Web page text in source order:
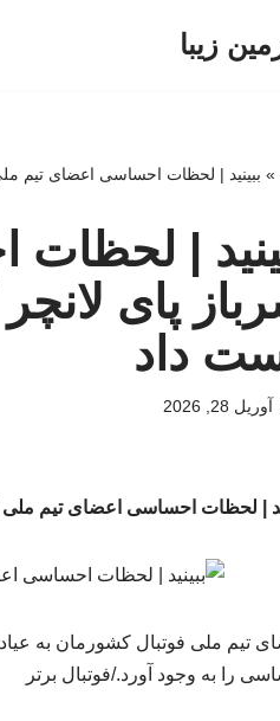
زیبا
» ببینید | لحظات احساسی اعضای تیم
|
پای
داد
آوریل 28, 2026
| لحظات احساسی اعضای تیم
تیم ملی فوتبال کشورمان به
را به وجود آورد./فوتبال برتر